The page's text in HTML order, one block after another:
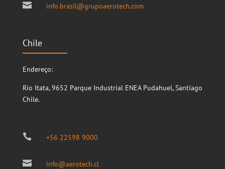
 info.brasil@grupoaerotech.com
Chile
Endereço:
Río Itata, 9652 Parque Industrial ENEA Pudahuel, Santiago
Chile.
 +56 22598 9000
 info@aerotech.cl